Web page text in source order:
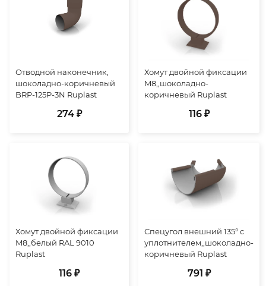
Отводной наконечник,
шоколадно-коричневый
BRP-125P-3N Ruplast
274 ₽
Хомут двойной фиксации
M8,,шоколадно-
коричневый Ruplast
116 ₽
Хомут двойной фиксации
M8,,белый RAL 9010
Ruplast
116 ₽
Спецугол внешний 135° с
уплотнителем,,шоколадно-
коричневый Ruplast
791 ₽